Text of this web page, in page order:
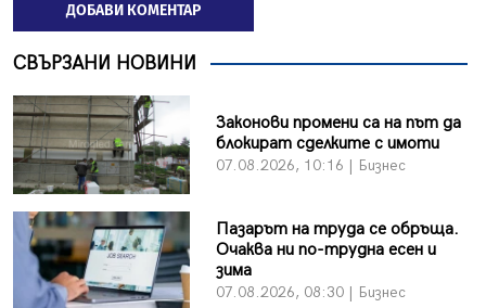
ДОБАВИ КОМЕНТАР
СВЪРЗАНИ НОВИНИ
Законови промени са на път да
блокират сделките с имоти
07.08.2026, 10:16 | Бизнес
Пазарът на труда се обръща.
Очаква ни по-трудна есен и
зима
07.08.2026, 08:30 | Бизнес